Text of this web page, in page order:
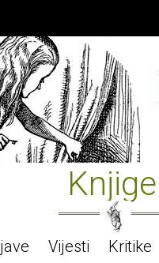
Knjige
Vijesti Kritike